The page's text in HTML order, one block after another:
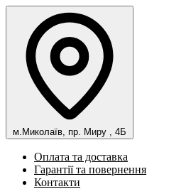
м.Миколаїв, пр. Миру , 4Б
Оплата та доставка
Гарантії та повернення
Контакти